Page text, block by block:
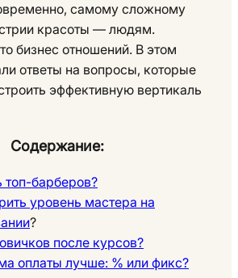
самому сложному
красоты — людям.
бизнес отношений. В этом
ответы на вопросы, которые
эффективную вертикаль
Содержание:
топ-барберов?
уровень мастера на
?
после курсов?
оплаты лучше: % или фикс?